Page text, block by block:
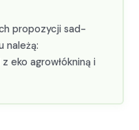
propozy­cji sad­
należą:
eko agrowłókn­iną i